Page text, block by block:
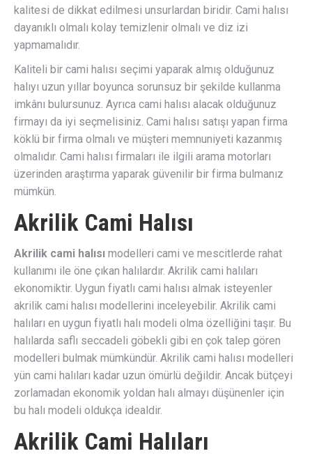
kalitesi de dikkat edilmesi unsurlardan biridir. Cami halısı
dayanıklı olmalı kolay temizlenir olmalı ve diz izi
yapmamalıdır.
Kaliteli bir cami halısı seçimi yaparak almış olduğunuz
halıyı uzun yıllar boyunca sorunsuz bir şekilde kullanma
imkânı bulursunuz. Ayrıca cami halısı alacak olduğunuz
firmayı da iyi seçmelisiniz. Cami halısı satışı yapan firma
köklü bir firma olmalı ve müşteri memnuniyeti kazanmış
olmalıdır. Cami halısı firmaları ile ilgili arama motorları
üzerinden araştırma yaparak güvenilir bir firma bulmanız
mümkün.
Akrilik Cami Halısı
Akrilik cami halısı modelleri cami ve mescitlerde rahat
kullanımı ile öne çıkan halılardır. Akrilik cami halıları
ekonomiktir. Uygun fiyatlı cami halısı almak isteyenler
akrilik cami halısı modellerini inceleyebilir. Akrilik cami
halıları en uygun fiyatlı halı modeli olma özelliğini taşır. Bu
halılarda saflı seccadeli göbekli gibi en çok talep gören
modelleri bulmak mümkündür. Akrilik cami halısı modelleri
yün cami halıları kadar uzun ömürlü değildir. Ancak bütçeyi
zorlamadan ekonomik yoldan halı almayı düşünenler için
bu halı modeli oldukça idealdir.
Akrilik Cami Halıları